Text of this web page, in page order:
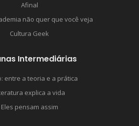
Afinal
não quer que você veja
Cultura Geek
Intermediárias
entre a teoria e a prática
explica a vida
Eles pensam assim